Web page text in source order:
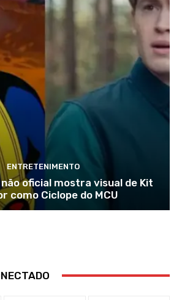
ENTRETENIMENTO
oficial mostra visual de Kit
como Ciclope do MCU